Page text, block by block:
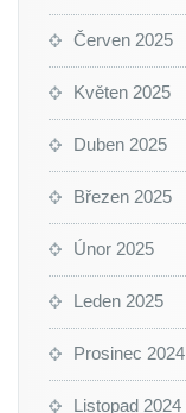
Červen 2025
Květen 2025
Duben 2025
Březen 2025
Únor 2025
Leden 2025
Prosinec 2024
Listopad 2024